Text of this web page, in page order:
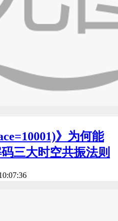
》为何能
三大时空共振法则